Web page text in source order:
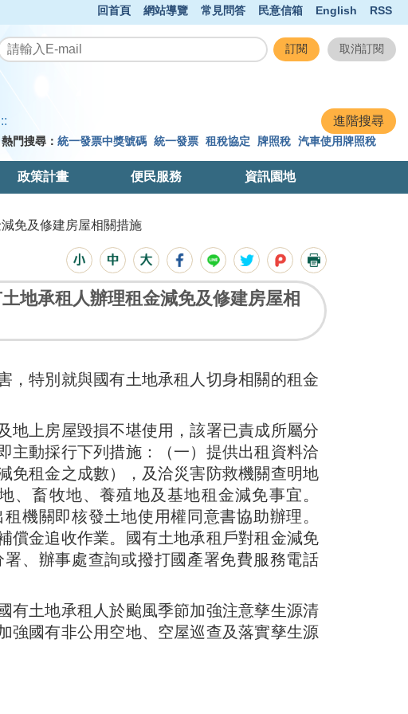
回首頁 網站導覽 常見問答 民意信箱 English RSS
熱門搜尋： 統一發票中獎號碼 統一發票 租稅協定 牌照稅 汽車使用牌照稅
政策計畫 便民服務 資訊園地
免及修建房屋相關措施
地承租人辦理租金減免及修建房屋相
，特別就與國有土地承租人切身相關的租金
地上房屋毀損不堪使用，該署已責成所屬分
主動採行下列措施：（一）提供出租資料洽
免租金之成數），及洽災害防救機關查明地
、畜牧地、養殖地及基地租金減免事宜。
機關即核發土地使用權同意書協助辦理。
償金追收作業。國有土地承租戶對租金減免
、辦事處查詢或撥打國產署免費服務電話
有土地承租人於颱風季節加強注意孳生源清
強國有非公用空地、空屋巡查及落實孳生源